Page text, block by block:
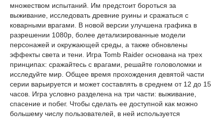
множеством испытаний. Им предстоит бороться за
выживание, исследовать древние руины и сражаться с
коварными врагами. В новой версии улучшена графика в
разрешении 1080p, более детализированные модели
персонажей и окружающей среды, а также обновлены
эффекты света и тени. Игра Tomb Raider основана на трех
принципах: сражайтесь с врагами, решайте головоломки и
исследуйте мир. Общее время прохождения девятой части
серии варьируется и может составлять в среднем от 12 до 15
часов. Игра условно разделена на три части: выживание,
спасение и побег. Чтобы сделать ее доступной как можно
большему числу пользователей, в ней используется